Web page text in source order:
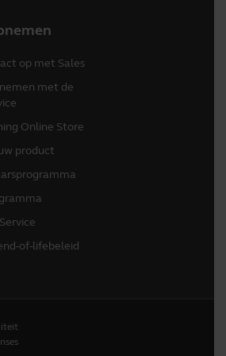
op met Sales
met de
Online Store
product
of-lifebeleid